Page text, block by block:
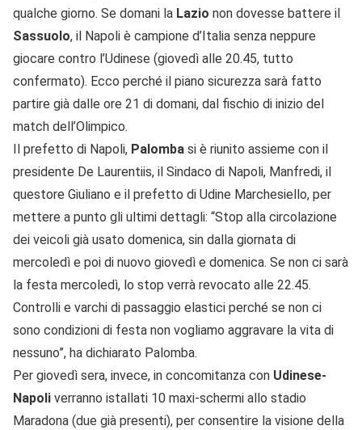
qualche giorno. Se domani la Lazio non dovesse battere il
Sassuolo, il Napoli è campione d’Italia senza neppure
giocare contro l’Udinese (giovedì alle 20.45, tutto
confermato). Ecco perché il piano sicurezza sarà fatto
partire già dalle ore 21 di domani, dal fischio di inizio del
match dell’Olimpico.
Il prefetto di Napoli, Palomba si è riunito assieme con il
presidente De Laurentiis, il Sindaco di Napoli, Manfredi, il
questore Giuliano e il prefetto di Udine Marchesiello, per
mettere a punto gli ultimi dettagli: “Stop alla circolazione
dei veicoli già usato domenica, sin dalla giornata di
mercoledì e poi di nuovo giovedì e domenica. Se non ci sarà
la festa mercoledì, lo stop verrà revocato alle 22.45.
Controlli e varchi di passaggio elastici perché se non ci
sono condizioni di festa non vogliamo aggravare la vita di
nessuno”, ha dichiarato Palomba.
Per giovedì sera, invece, in concomitanza con Udinese-
Napoli verranno istallati 10 maxi-schermi allo stadio
Maradona (due già presenti), per consentire la visione della